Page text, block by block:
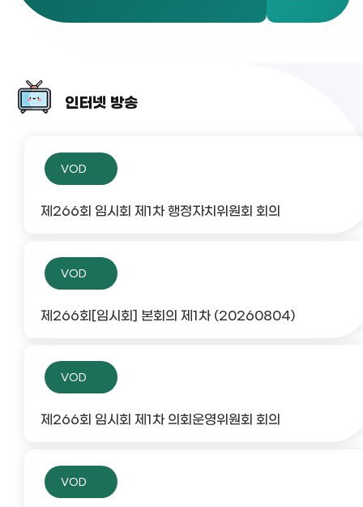
인터넷 방송
VOD
제266회 임시회 제1차 행정자치위원회 회의
VOD
제266회[임시회] 본회의 제1차 (20260804)
VOD
제266회 임시회 제1차 의회운영위원회 회의
VOD